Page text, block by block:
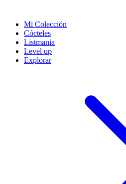
Mi Colección
Cócteles
Listmania
Level up
Explorar